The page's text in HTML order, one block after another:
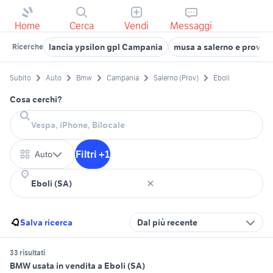
Home Cerca Vendi Messaggi
Ricerche lancia ypsilon gpl Campania musa a salerno e
Subito Auto Bmw Campania Salerno (Prov) Eboli
Cosa cerchi?
Auto Filtri +1
Salva ricerca Dal più recente
33 risultati
BMW usata in vendita a Eboli (SA)